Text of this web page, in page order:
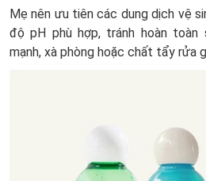
Mẹ nên ưu tiên các dung dịch vệ
độ pH phù hợp, tránh hoàn toàn
mạnh, xà phòng hoặc chất tẩy rửa